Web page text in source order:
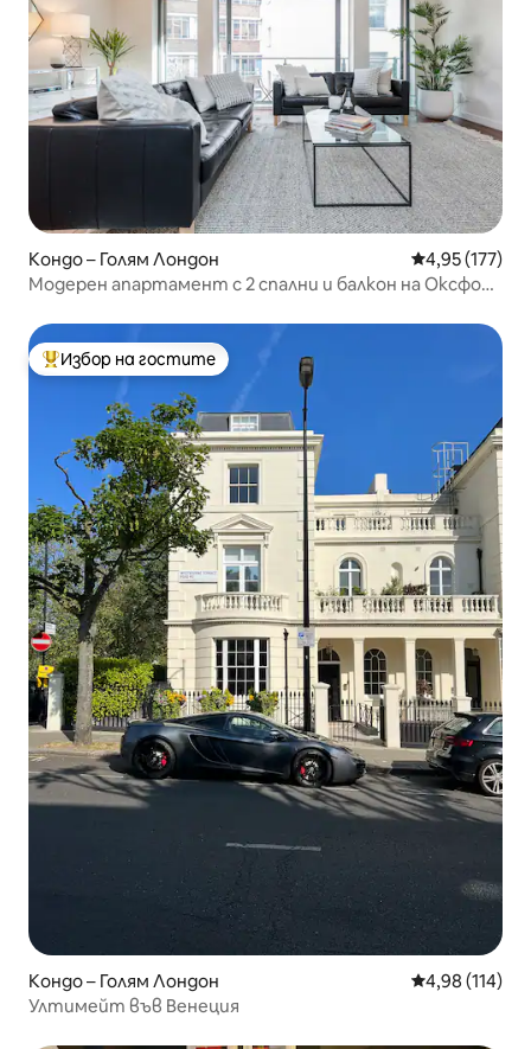
Кондо – Голям Лондон Средна
4,95 (177)
Модерен апартамент с 2 спални и балкон на Оксфорд
Най-популярен избор на гостите
Избор на гостите
Кондо – Голям Лондон Средна
4,98 (114)
Ултимейт във Венеция